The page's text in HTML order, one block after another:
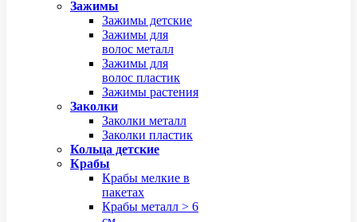
Зажимы
Зажимы детские
Зажимы для
волос металл
Зажимы для
волос пластик
Зажимы растения
Заколки
Заколки металл
Заколки пластик
Кольца детские
Крабы
Крабы мелкие в
пакетах
Крабы металл > 6